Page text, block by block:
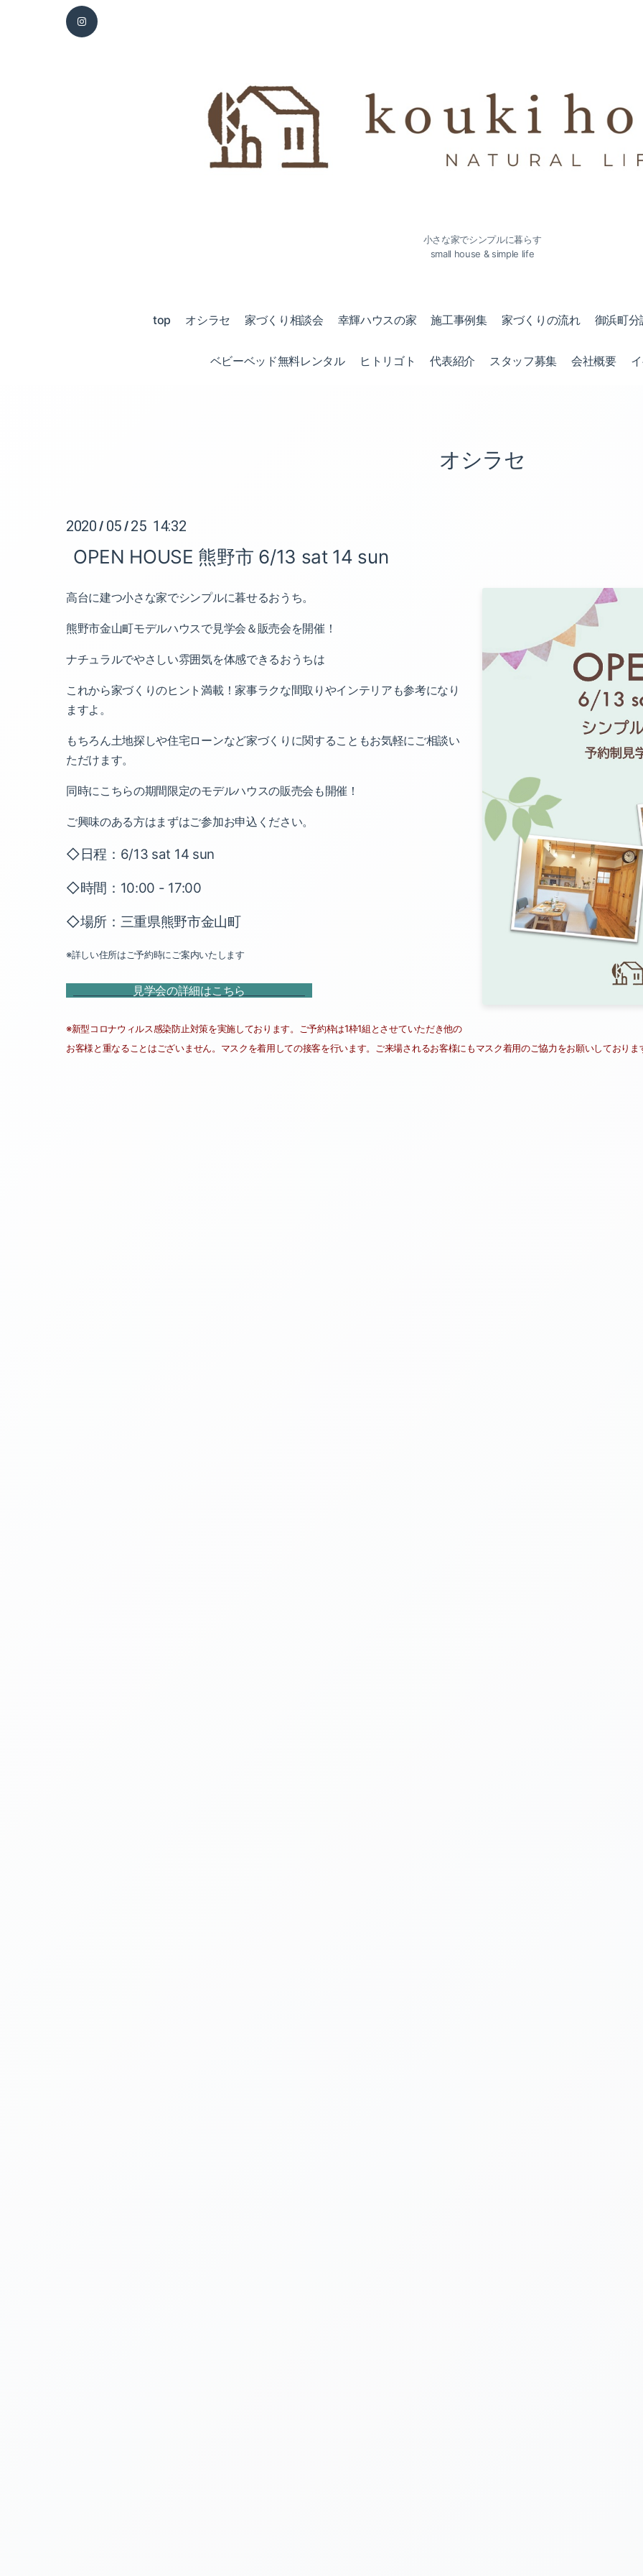
小さな家でシンプルに暮らす
small house & simple life
top オシラセ 家づくり相談会 幸輝ハウスの家 施工事例集 家づくりの流れ 御浜町
ベビーベッド無料レンタル ヒトリゴト 代表紹介 スタッフ募集 会社概要
オシラセ
2020 / 05 / 25 14:32
OPEN HOUSE 熊野市 6/13 sat 14 sun
高台に建つ小さな家でシンプルに暮せるおうち。
熊野市金山町モデルハウスで見学会＆販売会を開催！
ナチュラルでやさしい雰囲気を体感できるおうちは
これから家づくりのヒント満載！家事ラクな間取りやインテリアも参考になり
ますよ。
もちろん土地探しや住宅ローンなど家づくりに関することもお気軽にご相談い
ただけます。
同時にこちらの期間限定のモデルハウスの販売会も開催！
ご興味のある方はまずはご参加お申込ください。
◇日程：6/13 sat 14 sun
◇時間：10:00 - 17:00
◇場所：三重県熊野市金山町
※詳しい住所はご予約時にご案内いたします
見学会の詳細はこちら
※新型コロナウィルス感染防止対策を実施しております。ご予約枠は1枠1組とさせていただき他の
お客様と重なることはございません。マスクを着用しての接客を行います。ご来場されるお客様にもマスク着用のご協力をお願いしておりま